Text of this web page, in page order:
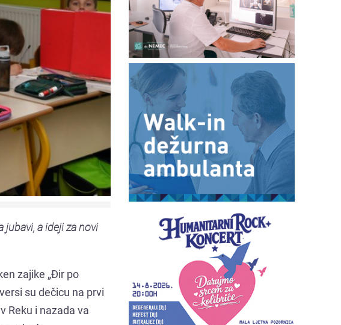
jubavi, a ideji za novi
zajike „Đir po
su dečicu na prvi
Reku i nazada va